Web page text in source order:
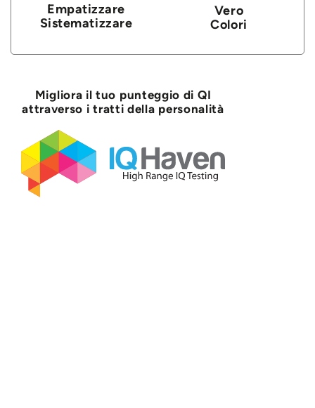
Empatizzare
Sistematizzare
Vero
Colori
Migliora il tuo punteggio di QI
attraverso i tratti della personalità